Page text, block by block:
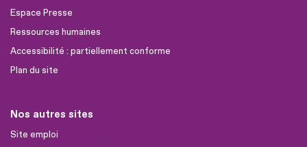
Espace Presse
Ressources humaines
Accessibilité : partiellement conforme
Plan du site
Nos autres sites
Site emploi